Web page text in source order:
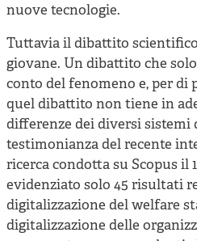
nuove tecnologie.
Tuttavia il dibattito
giovane. Un dibattito che
conto del fenomeno e, per di
quel dibattito non tiene in
differenze dei diversi sistemi
testimonianza del recente
ricerca condotta su Scopus il
evidenziato solo 45 risultati
digitalizzazione del welfare
digitalizzazione delle